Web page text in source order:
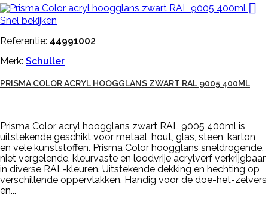

Snel bekijken
Referentie: 44991002
Merk: Schuller
PRISMA COLOR ACRYL HOOGGLANS ZWART RAL 9005 400ML
Prisma Color acryl hoogglans zwart RAL 9005 400ml is
uitstekende geschikt voor metaal, hout, glas, steen, karton
en vele kunststoffen. Prisma Color hoogglans sneldrogende,
niet vergelende, kleurvaste en loodvrije acrylverf verkrijgbaar
in diverse RAL-kleuren. Uitstekende dekking en hechting op
verschillende oppervlakken. Handig voor de doe-het-zelvers
en...